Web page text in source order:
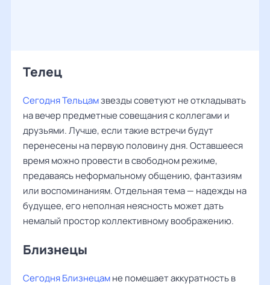
Телец
Сегодня Тельцамзвезды советуют не откладывать
на вечер предметные совещания с коллегами и
друзьями. Лучше, если такие встречи будут
перенесены на первую половину дня. Оставшееся
время можно провести в свободном режиме,
предаваясь неформальному общению, фантазиям
или воспоминаниям. Отдельная тема — надежды на
будущее, его неполная неясность может дать
немалый простор коллективному воображению.
Близнецы
Сегодня Близнецамне помешает аккуратность в